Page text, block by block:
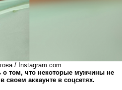
/ Instagram.com
о том, что некоторые мужчины не
аккаунте в соцсетях.